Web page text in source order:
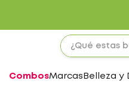
CombosMarcas Belleza y